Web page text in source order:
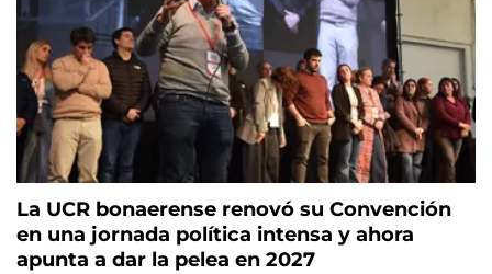
La UCR bonaerense renovó su Convención
en una jornada política intensa y ahora
apunta a dar la pelea en 2027